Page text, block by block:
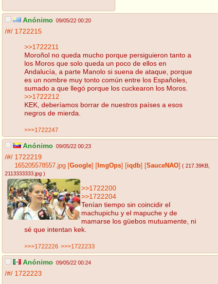
Anónimo 09/05/22 00:20
/#/ 1722215
>>1722211
Moroñol no queda mucho porque persiguieron tanto a
los Moros que solo queda un poco de ellos en
Andalucía, a parte Manolo si suena de ataque, porque
es un nombre muy tonto común entre los Españoles,
sumado a que llegó porque los cuckearon los Moros.
>>1722212
KEK, deberíamos borrar de nuestros países a esos
negros de mierda.
>>>1722247
Anónimo 09/05/22 00:23
/#/ 1722219
165205578557.jpg Google ImgOps iqdb SauceNAO ( 217.39KB
2113333333.jpg )
>>1722200
>>1722204
Tenían tiempo sin coincidir el
machupichu y el mapuche y de
mamarse los güebos mutuamente, ni
sé que intentan kek.
>>>1722226 >>>1722233
Anónimo 09/05/22 00:24
/#/ 1722223